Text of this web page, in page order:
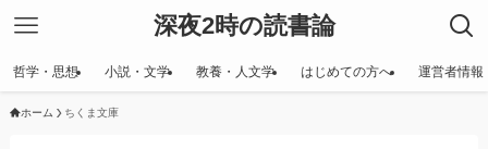
深夜2時の読書論
哲学・思想 小説・文学 教養・人文学 はじめての方へ 運営者情報
ホーム ちくま文庫